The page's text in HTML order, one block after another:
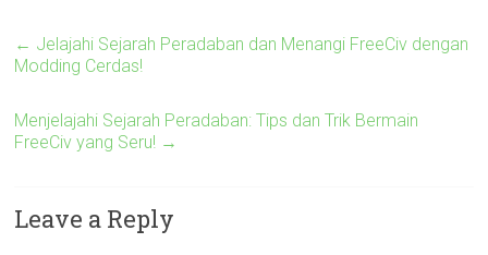
← Jelajahi Sejarah Peradaban dan Menangi FreeCiv dengan
Modding Cerdas!
Menjelajahi Sejarah Peradaban: Tips dan Trik Bermain
FreeCiv yang Seru! →
Leave a Reply